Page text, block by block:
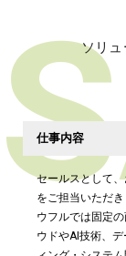
ソリ
仕事内容
セールスとして
をご担当いただき
ウフルでは固定
ウドやAI技術、